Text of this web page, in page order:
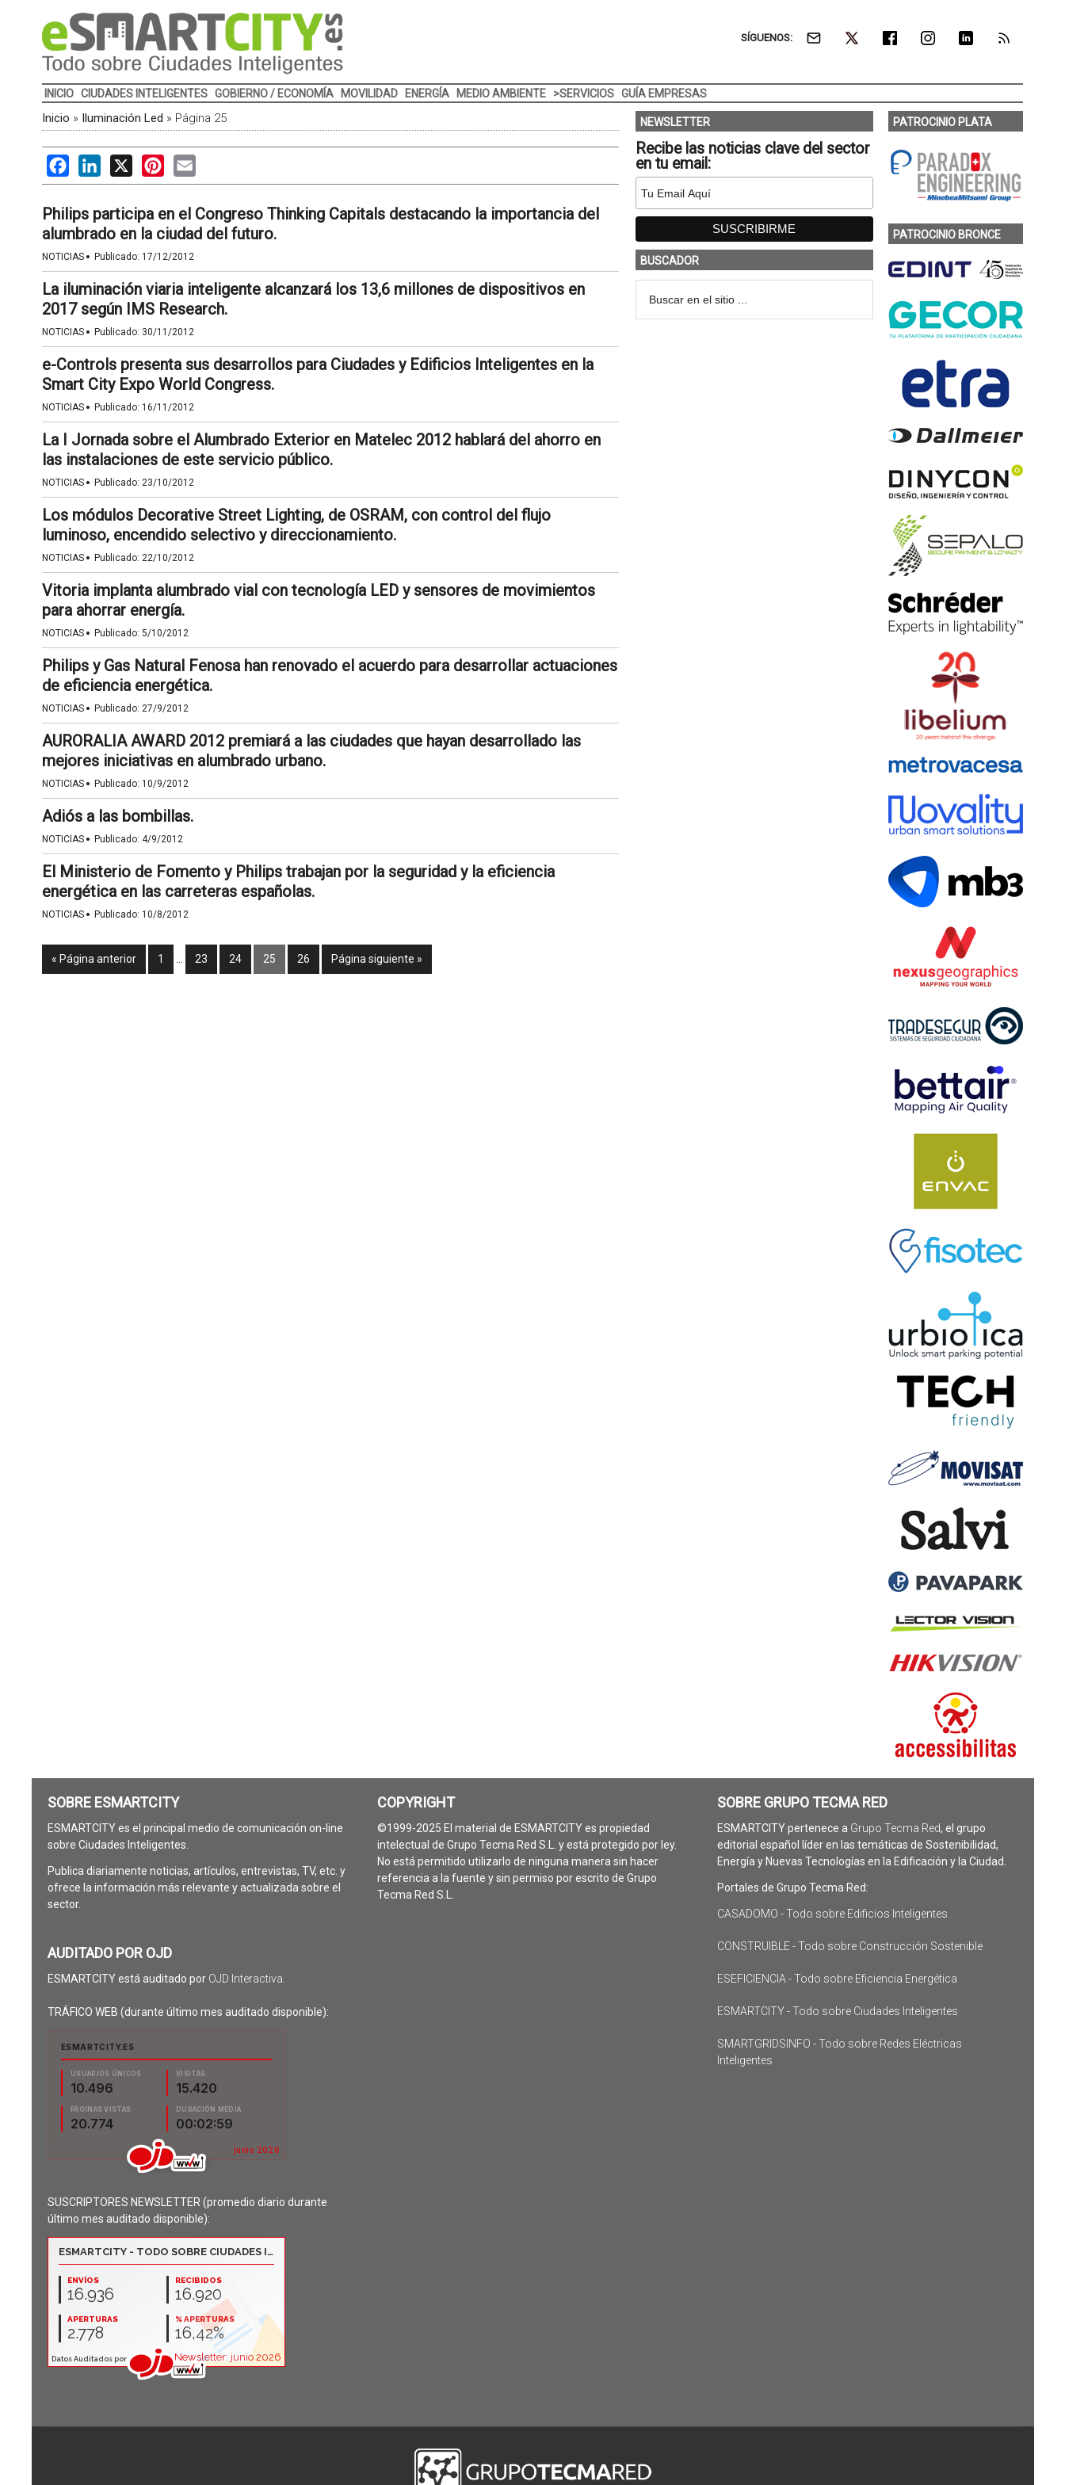
SÍGUENOS:
INICIO CIUDADES INTELIGENTES GOBIERNO / ECONOMÍA MOVILIDAD ENERGÍA MEDIO AMBIENTE >SERVICIOS GUÍA EMPRESAS
Inicio » Iluminación Led » Página 25
FacebookLinkedIn
X PinterestEmail
Philips participa en el Congreso Thinking Capitals destacando la importancia del
alumbrado en la ciudad del futuro.
NOTICIAS · Publicado: 17/12/2012
La iluminación viaria inteligente alcanzará los 13,6 millones de dispositivos en
2017 según IMS Research.
NOTICIAS · Publicado: 30/11/2012
e-Controls presenta sus desarrollos para Ciudades y Edificios Inteligentes en la
Smart City Expo World Congress.
NOTICIAS · Publicado: 16/11/2012
La I Jornada sobre el Alumbrado Exterior en Matelec 2012 hablará del ahorro en
las instalaciones de este servicio público.
NOTICIAS · Publicado: 23/10/2012
Los módulos Decorative Street Lighting, de OSRAM, con control del flujo
luminoso, encendido selectivo y direccionamiento.
NOTICIAS · Publicado: 22/10/2012
Vitoria implanta alumbrado vial con tecnología LED y sensores de movimientos
para ahorrar energía.
NOTICIAS · Publicado: 5/10/2012
Philips y Gas Natural Fenosa han renovado el acuerdo para desarrollar actuaciones
de eficiencia energética.
NOTICIAS · Publicado: 27/9/2012
AURORALIA AWARD 2012 premiará a las ciudades que hayan desarrollado las
mejores iniciativas en alumbrado urbano.
NOTICIAS · Publicado: 10/9/2012
Adiós a las bombillas.
NOTICIAS · Publicado: 4/9/2012
El Ministerio de Fomento y Philips trabajan por la seguridad y la eficiencia
energética en las carreteras españolas.
NOTICIAS · Publicado: 10/8/2012
« Página anterior 1 23 24 25 26 Página siguiente »
NEWSLETTER
Recibe las noticias clave del sector
en tu email:
BUSCADOR
PATROCINIO PLATA
PATROCINIO BRONCE
SOBRE ESMARTCITY
ESMARTCITY es el principal medio de comunicación on-line
sobre Ciudades Inteligentes.
Publica diariamente noticias, artículos, entrevistas, TV, etc. y
ofrece la información más relevante y actualizada sobre el
sector.
AUDITADO POR OJD
ESMARTCITY está auditado por OJD Interactiva
TRÁFICO WEB (durante último mes auditado disponible):
SUSCRIPTORES NEWSLETTER (promedio diario durante
último mes auditado disponible):
COPYRIGHT
©1999-2025 El material de ESMARTCITY es propiedad
intelectual de Grupo Tecma Red S.L. y está protegido por ley.
No está permitido utilizarlo de ninguna manera sin hacer
referencia a la fuente y sin permiso por escrito de Grupo
Tecma Red S.L.
SOBRE GRUPO TECMA RED
ESMARTCITY pertenece a Grupo Tecma Red, el grupo
editorial español líder en las temáticas de Sostenibilidad,
Energía y Nuevas Tecnologías en la Edificación y la Ciudad.
Portales de Grupo Tecma Red:
CASADOMO - Todo sobre Edificios Inteligentes
CONSTRUIBLE - Todo sobre Construcción Sostenible
ESEFICIENCIA - Todo sobre Eficiencia Energética
ESMARTCITY - Todo sobre Ciudades Inteligentes
SMARTGRIDSINFO - Todo sobre Redes Eléctricas
Inteligentes